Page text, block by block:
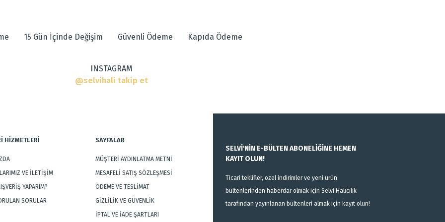
Gönder
15 Gün İçinde Değişim Güvenli Ödeme Kapıda Ödeme
INSTAGRAM
@selvihali takip et
HİZMETLERİ
VE İLETİŞİM
YAPARIM?
SORULAR
SAYFALAR
MÜŞTERİ AYDINLATMA METNİ
MESAFELİ SATIŞ SÖZLEŞMESİ
ÖDEME VE TESLİMAT
GİZLİLİK VE GÜVENLİK
İPTAL VE İADE ŞARTLARI
SELVİ'NİN E-BÜLTEN ABONELİĞİNE HEMEN
KAYIT OLUN!
Ticari teklifler, özel indirimler ve yeni ürün
bültenlerinden haberdar olmak için Selvi Halıcılık
tarafından yayınlanan bültenleri almak için kayıt olun!